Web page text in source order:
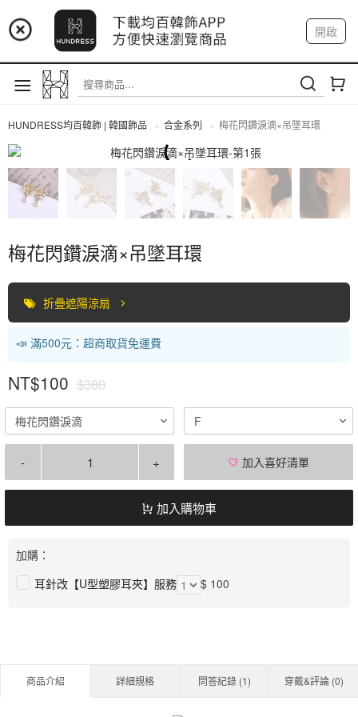
📢 市集預告：9/4-9/6 淡水捷運站
📢 市集預告：9/12-9/13 八里海巡基地
📢 市集預告：8/22-8/23 桃園青埔置地廣場
開啟
註冊 我的帳戶
HUNDRESS均百韓飾 | 韓國飾品 合金系列 梅花閃鑽淚滴×吊墜耳環
梅花閃鑽淚滴×吊墜耳環
折疊遮陽涼扇
📣 滿500元：超商取貨免運費
NT$100 $380
梅花閃鑽淚滴 F
- + 加入喜好清單
加入購物車
加購：
耳針改【U型塑膠耳夾】服務
$ 100
商品介紹 詳細規格 問答紀錄 (1) 穿戴&評論 (0)